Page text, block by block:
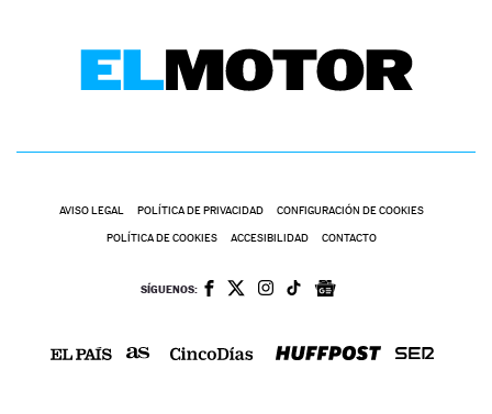
AVISO LEGAL POLÍTICA DE PRIVACIDAD CONFIGURACIÓN DE COOKIES
POLÍTICA DE COOKIES ACCESIBILIDAD CONTACTO
SÍGUENOS: